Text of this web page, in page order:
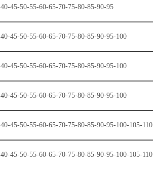
45-50-55-60-65-70-75-80-85-90-95
45-50-55-60-65-70-75-80-85-90-95-100
45-50-55-60-65-70-75-80-85-90-95-100
45-50-55-60-65-70-75-80-85-90-95-100
45-50-55-60-65-70-75-80-85-90-95-100-105-110
45-50-55-60-65-70-75-80-85-90-95-100-105-110